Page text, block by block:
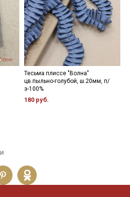
Тесьма плиссе "Волна"
цв.пыльно-голубой, ш.20мм, п/
э-100%
180 руб.